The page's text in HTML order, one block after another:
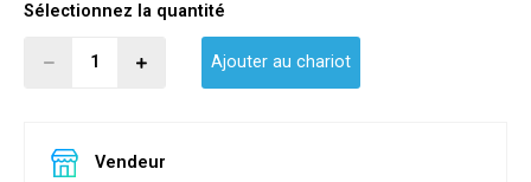
Sélectionnez la quantité
Ajouter au chariot
Vendeur